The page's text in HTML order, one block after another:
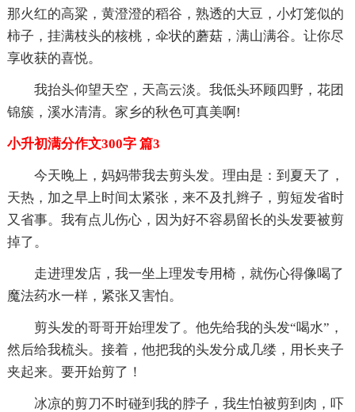
那火红的高粱，黄澄澄的稻谷，熟透的大豆，小灯笼似的
柿子，挂满枝头的核桃，伞状的蘑菇，满山满谷。让你尽
享收获的喜悦。
我抬头仰望天空，天高云淡。我低头环顾四野，花团
锦簇，溪水清清。家乡的秋色可真美啊!
小升初满分作文300字 篇3
今天晚上，妈妈带我去剪头发。理由是：到夏天了，
天热，加之早上时间太紧张，来不及扎辫子，剪短发省时
又省事。我有点儿伤心，因为好不容易留长的头发要被剪
掉了。
走进理发店，我一坐上理发专用椅，就伤心得像喝了
魔法药水一样，紧张又害怕。
剪头发的哥哥开始理发了。他先给我的头发“喝水”，
然后给我梳头。接着，他把我的头发分成几缕，用长夹子
夹起来。要开始剪了！
冰凉的剪刀不时碰到我的脖子，我生怕被剪到肉，吓